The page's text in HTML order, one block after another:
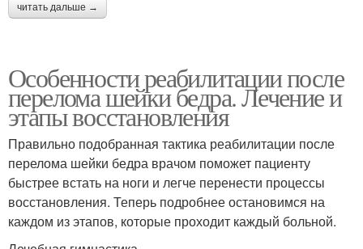
читать дальше →
Особенности реабилитации после
перелома шейки бедра. Лечение и
этапы восстановления
Правильно подобранная тактика реабилитации после
перелома шейки бедра врачом поможет пациенту
быстрее встать на ноги и легче перенести процессы
восстановления. Теперь подробнее остановимся на
каждом из этапов, которые проходит каждый больной.